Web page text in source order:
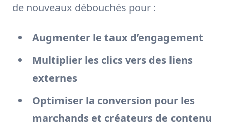
de nouveaux débouchés pour :
Augmenter le taux d’engagement
Multiplier les clics vers des liens
externes
Optimiser la conversion pour les
marchands et créateurs de contenu